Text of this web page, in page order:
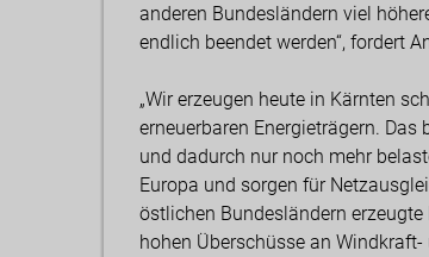
anderen Bundesländern viel
endlich beendet werden“, fordert
„Wir erzeugen heute in Kärnten
erneuerbaren Energieträgern.
und dadurch nur noch mehr
Europa und sorgen für
östlichen Bundesländern
hohen Überschüsse an